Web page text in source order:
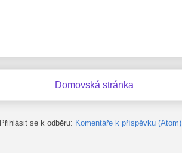
Domovská stránka
Přihlásit se k odběru: Komentáře k příspěvku (Atom)